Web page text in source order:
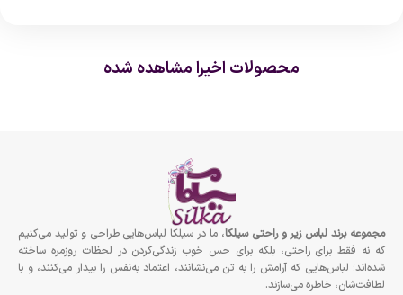
محصولات اخیرا مشاهده شده
مجموعه برند لباس زير و راحتى سيلكا، ما در سیلکا لباس‌هایی طراحی و تولید می‌کنیم
که نه فقط برای راحتی، بلکه برای حس خوب زندگی‌کردن در لحظات روزمره ساخته
شده‌اند؛ لباس‌هایی که آرامش را به تن می‌نشانند، اعتماد به‌نفس را بیدار می‌کنند، و با
لطافت‌شان، خاطره می‌سازند.